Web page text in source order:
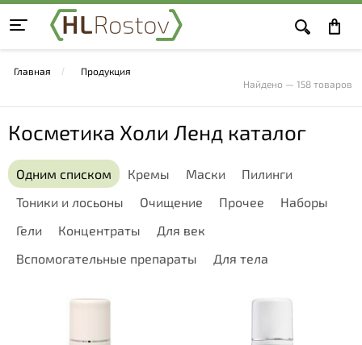
Главная
Продукция
Найдено — 158 товаров
Косметика Холи Ленд каталог
Одним списком Кремы Маски
Пилинги
Тоники и лосьоны
Очищение Прочее
Наборы
Гели
Концентраты
Для век
Вспомогательные препараты
Для тела